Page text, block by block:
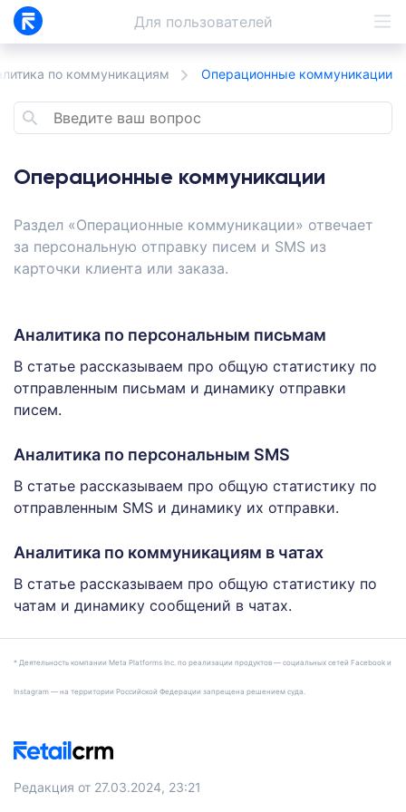
Для пользователей
по коммуникациям Операционные коммуникации
Операционные коммуникации
Раздел «Операционные коммуникации» отвечает
за персональную отправку писем и SMS из
карточки клиента или заказа.
Аналитика по персональным письмам
В статье рассказываем про общую статистику по
отправленным письмам и динамику отправки
писем.
Аналитика по персональным SMS
В статье рассказываем про общую статистику по
отправленным SMS и динамику их отправки.
Аналитика по коммуникациям в чатах
В статье рассказываем про общую статистику по
чатам и динамику сообщений в чатах.
* Деятельность компании Meta Platforms Inc. по реализации продуктов — социальных сетей Facebook и
Instagram — на территории Российской Федерации запрещена решением суда.
Редакция от 27.03.2024, 23:21